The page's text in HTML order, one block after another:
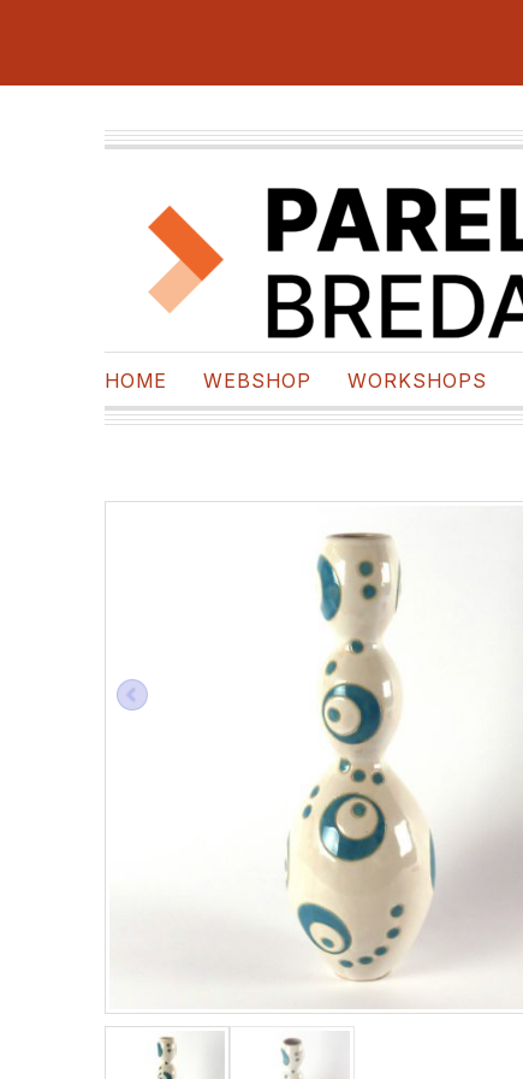
HOME WEBSHOP WORKSHOPS